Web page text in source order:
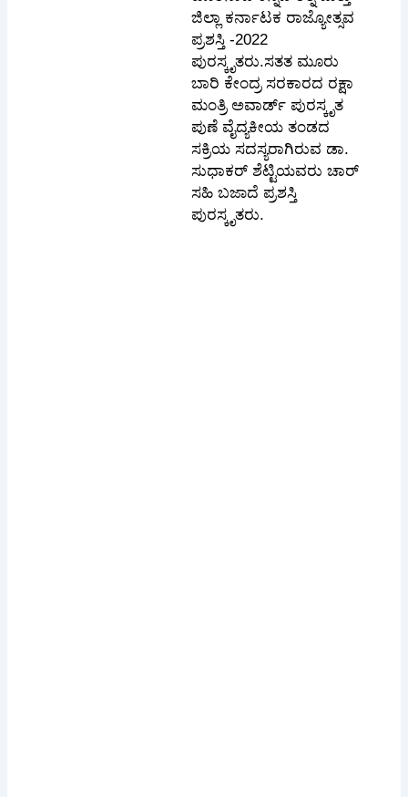
ಜಿಲ್ಲಾ ಕರ್ನಾಟಕ ರಾಜ್ಯೋತ್ಸವ
ಪ್ರಶಸ್ತಿ -2022
ಪುರಸ್ಕೃತರು.ಸತತ ಮೂರು
ಬಾರಿ ಕೇಂದ್ರ ಸರಕಾರದ ರಕ್ಷಾ
ಮಂತ್ರಿ ಅವಾರ್ಡ್ ಪುರಸ್ಕೃತ
ಪುಣೆ ವೈದ್ಯಕೀಯ ತಂಡದ
ಸಕ್ರಿಯ ಸದಸ್ಯರಾಗಿರುವ ಡಾ.
ಸುಧಾಕರ್ ಶೆಟ್ಟಿಯವರು ಚಾರ್
ಸಹಿ ಬಜಾದೆ ಪ್ರಶಸ್ತಿ
ಪುರಸ್ಕೃತರು.